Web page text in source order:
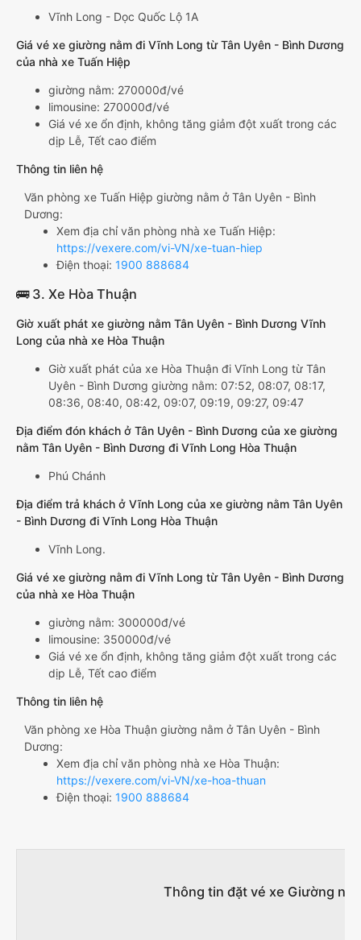
Vĩnh Long - Dọc Quốc Lộ 1A
Giá vé xe giường nằm đi Vĩnh Long từ Tân Uyên - Bình Dương
của nhà xe Tuấn Hiệp
giường nằm: 270000đ/vé
limousine: 270000đ/vé
Giá vé xe ổn định, không tăng giảm đột xuất trong các
dịp Lễ, Tết cao điểm
Thông tin liên hệ
Văn phòng xe Tuấn Hiệp giường nằm ở Tân Uyên - Bình
Dương:
Xem địa chỉ văn phòng nhà xe Tuấn Hiệp:
https://vexere.com/vi-VN/xe-tuan-hiep
Điện thoại: 1900 888684
🚌 3. Xe Hòa Thuận
Giờ xuất phát xe giường nằm Tân Uyên - Bình Dương Vĩnh
Long của nhà xe Hòa Thuận
Giờ xuất phát của xe Hòa Thuận đi Vĩnh Long từ Tân
Uyên - Bình Dương giường nằm: 07:52, 08:07, 08:17,
08:36, 08:40, 08:42, 09:07, 09:19, 09:27, 09:47
Địa điểm đón khách ở Tân Uyên - Bình Dương của xe giường
nằm Tân Uyên - Bình Dương đi Vĩnh Long Hòa Thuận
Phú Chánh
Địa điểm trả khách ở Vĩnh Long của xe giường nằm Tân Uyên
- Bình Dương đi Vĩnh Long Hòa Thuận
Vĩnh Long.
Giá vé xe giường nằm đi Vĩnh Long từ Tân Uyên - Bình Dương
của nhà xe Hòa Thuận
giường nằm: 300000đ/vé
limousine: 350000đ/vé
Giá vé xe ổn định, không tăng giảm đột xuất trong các
dịp Lễ, Tết cao điểm
Thông tin liên hệ
Văn phòng xe Hòa Thuận giường nằm ở Tân Uyên - Bình
Dương:
Xem địa chỉ văn phòng nhà xe Hòa Thuận:
https://vexere.com/vi-VN/xe-hoa-thuan
Điện thoại: 1900 888684
Thông tin đặt vé xe Giường